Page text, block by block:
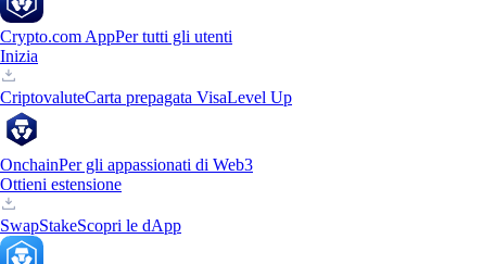
Crypto.com AppPer tutti gli utenti
Inizia
CriptovaluteCarta prepagata VisaLevel Up
OnchainPer gli appassionati di Web3
Ottieni estensione
SwapStakeScopri le dApp